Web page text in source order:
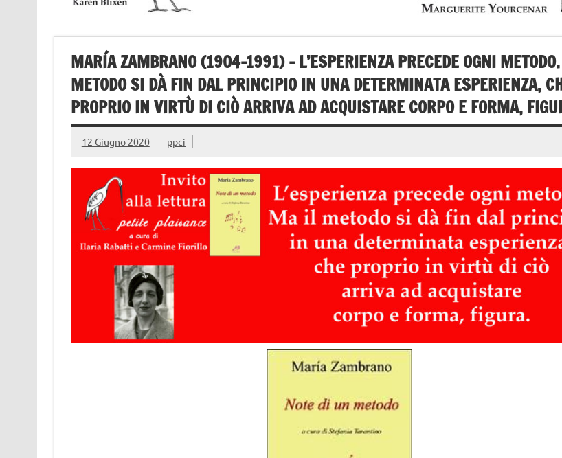
MARÍA ZAMBRANO (1904-1991) – L’ESPERIENZA PRECEDE OGNI
METODO SI DÀ FIN DAL PRINCIPIO IN UNA DETERMINATA ESPERIENZA,
PROPRIO IN VIRTÙ DI CIÒ ARRIVA AD ACQUISTARE CORPO E FORMA,
12 Giugno 2020 ppci